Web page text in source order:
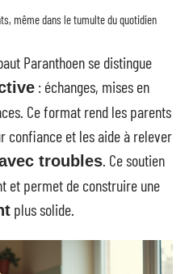
même dans le tumulte du quotidien
Paranthoen se distingue
: échanges, mises en
Ce format rend les parents
confiance et les aide à relever
troubles . Ce soutien
et permet de construire une
plus solide.